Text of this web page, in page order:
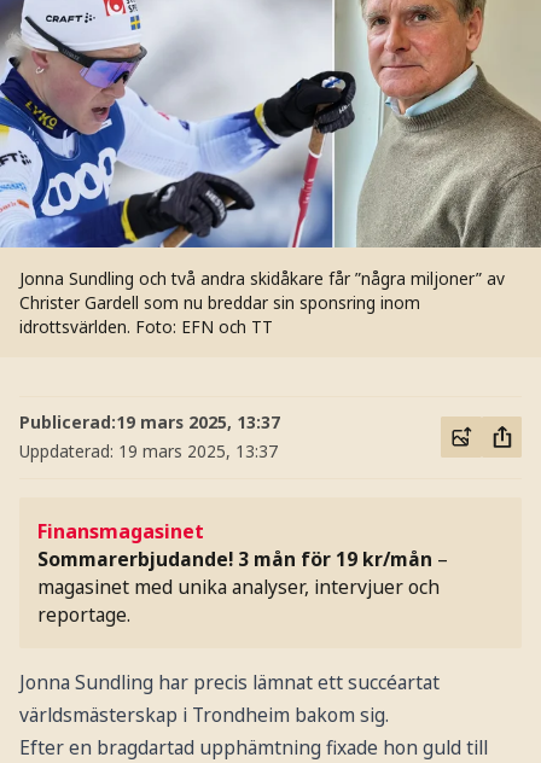
Jonna Sundling och två andra skidåkare får ”några miljoner” av
Christer Gardell som nu breddar sin sponsring inom
idrottsvärlden. Foto: EFN och TT
Publicerad:19 mars 2025, 13:37
Uppdaterad: 19 mars 2025, 13:37
Finansmagasinet
Sommarerbjudande! 3 mån för 19 kr/mån –
magasinet med unika analyser, intervjuer och
reportage.
Jonna Sundling har precis lämnat ett succéartat
världsmästerskap i Trondheim bakom sig.
Efter en bragdartad upphämtning fixade hon guld till